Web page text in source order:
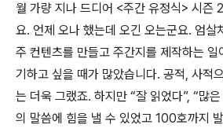
월 가량 지나 드디어 <주간 유정식> 시즌
요. 언제 오나 했는데 오긴 오는군요. 엄살
주 컨텐츠를 만들고 주간지를 제작하는 일
기하고 싶을 때가 많았습니다. 공적, 사적
는 더욱 그랬죠. 하지만 “잘 읽었다”, “많
의 말씀에 힘을 낼 수 있었고 100호까지